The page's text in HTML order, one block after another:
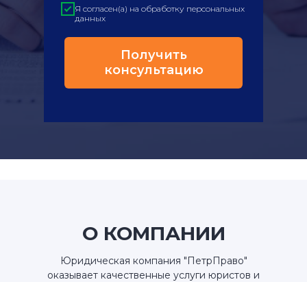
Я согласен(а) на обработку персональных
данных
Получить
консультацию
О КОМПАНИИ
Юридическая компания "ПетрПраво"
оказывает качественные услуги юристов и